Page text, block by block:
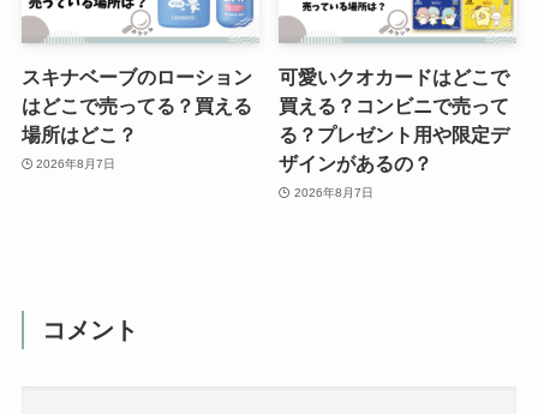
スキナベーブのローション
はどこで売ってる？買える
場所はどこ？
2026年8月7日
可愛いクオカードはどこで
買える？コンビニで売って
る？プレゼント用や限定デ
ザインがあるの？
2026年8月7日
コメント